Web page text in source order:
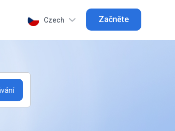
Czech Začněte